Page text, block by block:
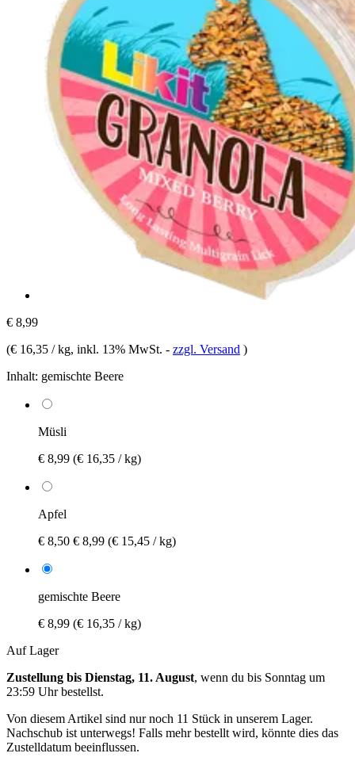
€ 8,99
(€ 16,35 / kg, inkl. 13% MwSt. - zzgl. Versand )
Inhalt: gemischte Beere
Müsli
€ 8,99 (€ 16,35 / kg)
Apfel
€ 8,50 € 8,99 (€ 15,45 / kg)
gemischte Beere
€ 8,99 (€ 16,35 / kg)
Auf Lager
Zustellung bis Dienstag, 11. August, wenn du bis Sonntag um
23:59 Uhrbestellst.
Von diesem Artikel sind nur noch 11 Stück in unserem Lager.
Nachschub ist unterwegs! Falls mehr bestellt wird, könnte dies das
Zustelldatum beeinflussen.